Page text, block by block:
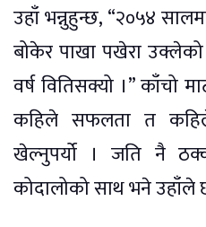
उहाँ भन्नुहुन्छ, “२०५४
बोकेर पाखा पखेरा
वर्ष वितिसक्यो ।” काँचो
कहिले सफलता त
खेल्नुपर्यो । जति नै
कोदालोको साथ भने उहाँले